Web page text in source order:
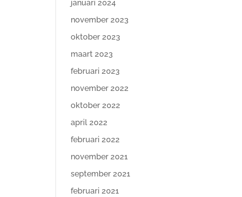
januari 2024
november 2023
oktober 2023
maart 2023
februari 2023
november 2022
oktober 2022
april 2022
februari 2022
november 2021
september 2021
februari 2021